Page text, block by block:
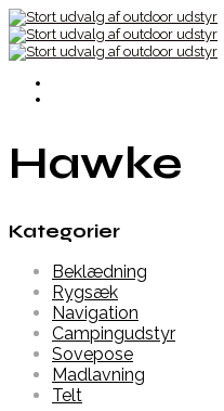
Hawke
Kategorier
Beklædning
Rygsæk
Navigation
Campingudstyr
Sovepose
Madlavning
Telt